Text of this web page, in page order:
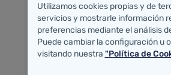
Utilizamos cookies propias y de
servicios y mostrarle información
preferencias mediante el análisis
Puede cambiar la configuración u
visitando nuestra "Política de